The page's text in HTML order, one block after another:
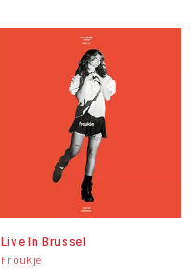
Live In Brussel
Froukje